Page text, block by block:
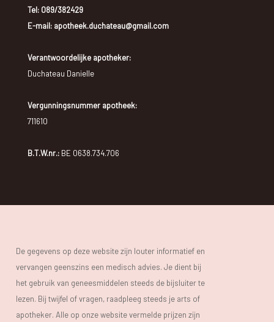
Tel: 089/382429
E-mail: apotheek.duchateau@gmail.com
Verantwoordelijke apotheker:
Duchateau Danielle
Vergunningsnummer apotheek:
711610
B.T.W.nr.:BE 0638.734.706
De gegevens op deze website zijn louter informatief en
vervangen geenszins een medisch advies. Je dient bij
het gebruik van geneesmiddelen steeds de bijsluiter te
lezen. Bij twijfel of vragen, raadpleeg steeds je arts of
apotheker. Alle op onze website vermelde prijzen zijn